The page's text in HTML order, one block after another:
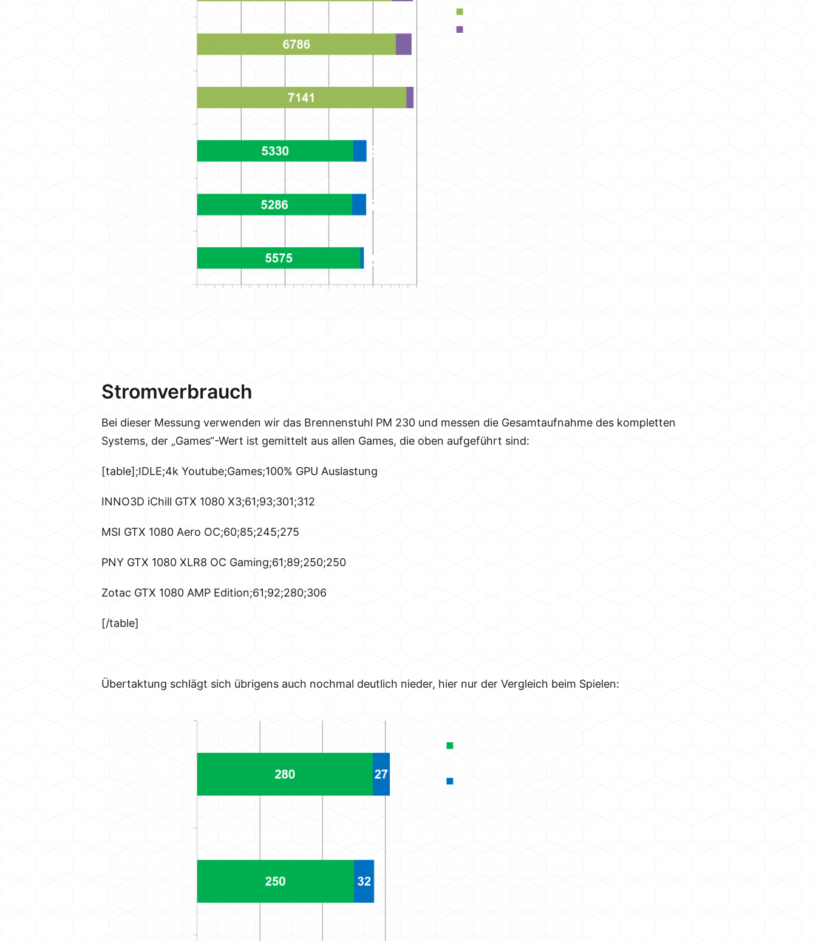
Stromverbrauch
Bei dieser Messung verwenden wir das Brennenstuhl PM 230 und messen die Gesamtaufnahme des kompletten
Systems, der „Games“-Wert ist gemittelt aus allen Games, die oben aufgeführt sind:
[table];IDLE;4k Youtube;Games;100% GPU Auslastung
INNO3D iChill GTX 1080 X3;61;93;301;312
MSI GTX 1080 Aero OC;60;85;245;275
PNY GTX 1080 XLR8 OC Gaming;61;89;250;250
Zotac GTX 1080 AMP Edition;61;92;280;306
[/table]
Übertaktung schlägt sich übrigens auch nochmal deutlich nieder, hier nur der Vergleich beim Spielen: